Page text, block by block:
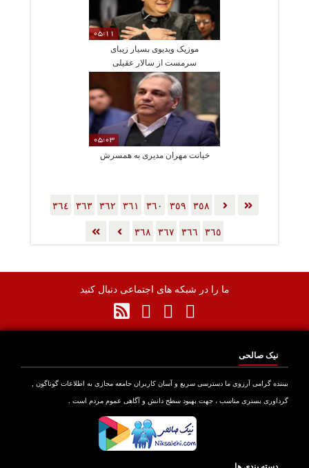
05:11
موزیک ویدیوی بسیار زیبای
سرمست از سالار عقیلی
05:03
خیانت مهران مدیری به همسرش
٣٥٨ ٣٥٩ ٣٦٠ ٣٦١ ٣٦٢ ٣٦٣ ٣٦٤
٣٦٥ ٣٦٦ ٣٦٧ ٣٦٨
ما را در شبکه های اجتماعی دنبال کنید
نیک صالحی
بیننده گرامی آرزوی ما دسترسی سریع و آسان کاربران جامعه مجازی به اطلاعات گوناگون ,
گرداوری بستری مناسب ، جهت بهبود سطح دانش و آگاهی عموم مردم است .